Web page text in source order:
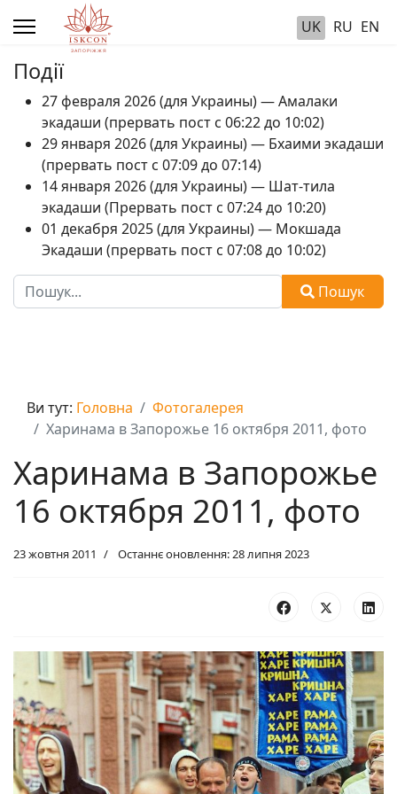
UK RU EN
Події
27 февраля 2026 (для Украины) — Амалаки
экадаши (прервать пост с 06:22 до 10:02)
29 января 2026 (для Украины) — Бхаими экадаши
(прервать пост с 07:09 до 07:14)
14 января 2026 (для Украины) — Шат-тила
экадаши (Прервать пост с 07:24 до 10:20)
01 декабря 2025 (для Украины) — Мокшада
Экадаши (прервать пост с 07:08 до 10:02)
Пошук
Пошук
Ви тут: Головна
Фотогалерея
Харинама в Запорожье 16 октября 2011, фото
Харинама в Запорожье
16 октября 2011, фото
23 жовтня 2011 Останнє оновлення: 28 липня 2023